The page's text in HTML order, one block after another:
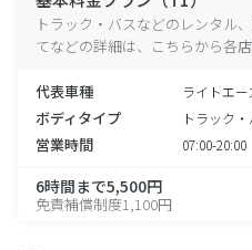
トラック・バスなどのレンタル
てなどの詳細は、こちらから各
代表車種 ライトエ
ボディタイプ トラック
営業時間 07:00-20:00
6時間まで5,500円
免責補償制度1,100円